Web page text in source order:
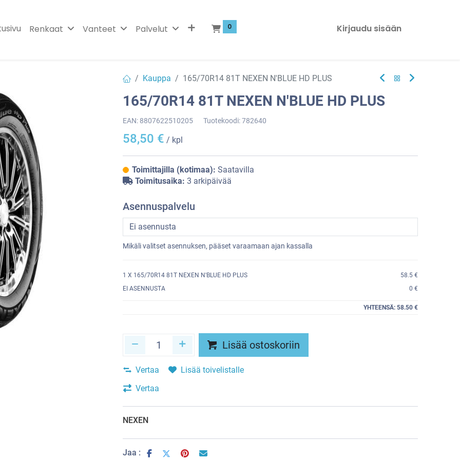
Renkaat Vanteet Palvelut 0 Kirjaudu sisään
Kauppa 165/70R14 81T NEXEN N'BLUE HD PLUS
165/70R14 81T NEXEN N'BLUE HD PLUS
EAN: 8807622510205 Tuotekoodi:782640
58,50 € / kpl
Toimittajilla (kotimaa): Saatavilla
Toimitusaika: 3 arkipäivää
Asennuspalvelu
Mikäli valitset asennuksen, pääset varaamaan ajan kassalla
1 X 165/70R14 81T NEXEN N'BLUE HD PLUS
58.5 €
EI ASENNUSTA
0 €
YHTEENSÄ: 58.50 €
Lisää ostoskoriin
Vertaa
Lisää toivelistalle
Vertaa
NEXEN
Jaa :